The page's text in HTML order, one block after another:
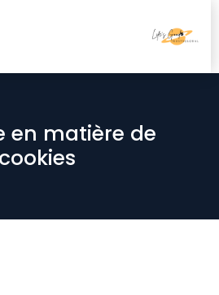
en matière de
cookies